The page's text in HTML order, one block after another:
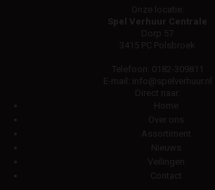
Onze locatie:
Spel Verhuur Centrale
Dorp 57
3415 PC Polsbroek
Telefoon: 0182-309811
E-mail: info@spelverhuur.nl
Direct naar:
Home
Over ons
Assortiment
Nieuws
Veilingen
Contact